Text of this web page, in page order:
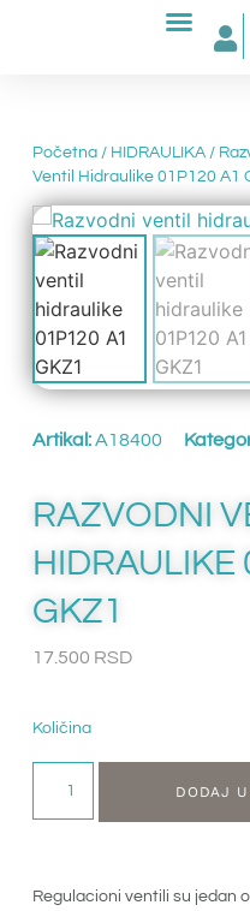
Početna/ HIDRAULIKA/
Ventil Hidraulike 01P120 A1
Artikal:A18400
RAZVODNI
HIDRAULIKE
GKZ1
17.500 RSD
Količina
DODAJ
Regulacioni ventili su jedan